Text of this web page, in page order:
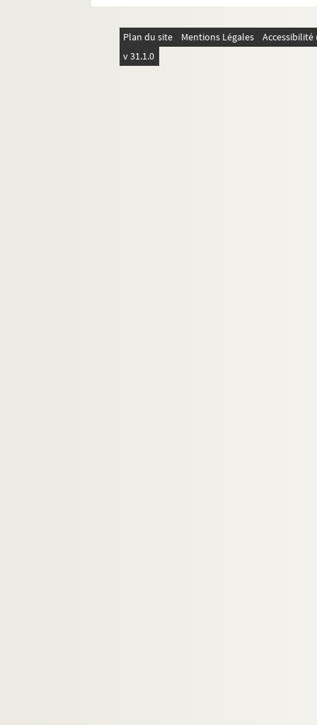
Plan du site Mentions Légales
v 31.1.0